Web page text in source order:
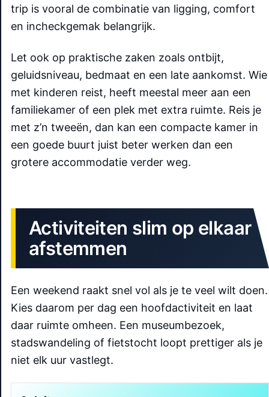
trip is vooral de combinatie van ligging, comfort
en incheckgemak belangrijk.
Let ook op praktische zaken zoals ontbijt,
geluidsniveau, bedmaat en een late aankomst. Wie
met kinderen reist, heeft meestal meer aan een
familiekamer of een plek met extra ruimte. Reis je
met z’n tweeën, dan kan een compacte kamer in
een goede buurt juist beter werken dan een
grotere accommodatie verder weg.
Activiteiten slim op elkaar
afstemmen
Een weekend raakt snel vol als je te veel wilt doen.
Kies daarom per dag een hoofdactiviteit en laat
daar ruimte omheen. Een museumbezoek,
stadswandeling of fietstocht loopt prettiger als je
niet elk uur vastlegt.